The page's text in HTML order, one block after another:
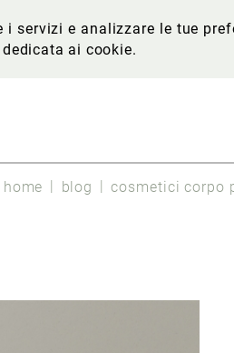
servizi e analizzare le tue
ai cookie.
home blog